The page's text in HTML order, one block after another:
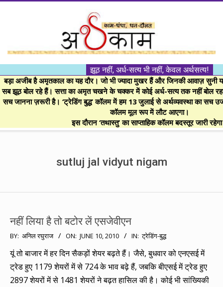
।।
अर्थकाम।।
BE
FINANCIALLY
CLEVER!
झूठ नहीं, अर्ध-सत्य भी नहीं, केवल अर्थसत्य!
बड़ा अजीब है अमृतकाल का यह दौर। जो भी ज्यादा मुखर हैं और जिनकी आवाज़ सुनी
सब झूठ बोल रहे हैं। सत्ता का अमृत चखने के चक्कर में कोई अर्ध-सत्य तक नहीं बोल
सच जानना ज़रूरी है। ‘ट्रेडिंग बुद्ध’ कॉलम में हम 13 जुलाई से अर्थव्यवस्था का सच
कॉलम मूल रूप में लौट आएगा।
इस दौरान ‘तथास्तु’ का साप्ताहिक कॉलम बदस्तूर जारी
sutluj jal vidyut nigam
नहीं लिया है तो बटोर लें एसजेवीएन
2010-
06-
10
BY: अनिल रघुराज ON: JUNE 10, 2010 IN: ट्रेडिंग-बुद्ध
यूं तो बाजार में हर दिन सैकड़ों शेयर बढ़ते हैं। जैसे, बुधवार को एनएसई में
ट्रेड हुए 1179 शेयरों में से 724 के भाव बढ़े हैं, जबकि बीएसई में ट्रेड हुए
2897 शेयरों में से 1481 शेयरों ने बढ़त हासिल की है। कोई भी सांख्यिकी